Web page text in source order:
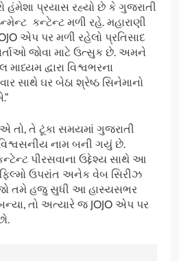
હંમેશા પ્રયાસ રહ્યો છે કે ગુજરાતી
કન્ટેન્ટ મળી રહે. મહારાણી
એપ પર મળી રહેલો પ્રતિસાદ
જોવા માટે ઉત્સુક છે. અમને
દ્વારા વિશ્વભરના
સાથે ઘર બેઠા શ્રેષ્ઠ સિનેમાનો
તો, તે ટૂંકા સમયમાં ગુજરાતી
નામ બની ગયું છે.
પીરસવાના ઉદ્દેશ્ય સાથે આ
ફિલ્મો ઉપરાંત અનેક વેબ સિરીઝ
તમે હજુ સુધી આ હાસ્યસભર
તો અત્યારે જ JOJO એપ પર